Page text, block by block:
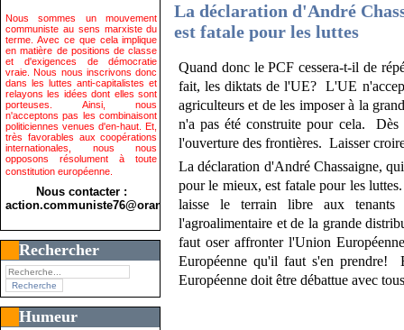
Nous sommes un mouvement
communiste au sens marxiste du
terme. Avec ce que cela implique
en matière de positions de classe
et d'exigences de démocratie
vraie. Nous nous inscrivons donc
dans les luttes anti-capitalistes et
relayons les idées dont elles sont
porteuses. Ainsi, nous
n'acceptons pas les combinaisont
politiciennes venues d'en-haut. Et,
très favorables aux coopérations
internationales, nous nous
opposons résolument à toute
constitution européenne.
Nous contacter :
action.communiste76@orange.fr>
Rechercher
Humeur
La déclaration d'André
est fatale pour les luttes
Quand donc le PCF cessera-t-il de
fait, les diktats de l'UE? L'UE
agriculteurs et de les imposer à la
n'a pas été construite pour cela.
l'ouverture des frontières. Laisser
La déclaration d'André Chassaigne,
pour le mieux, est fatale pour les
laisse le terrain libre aux tenants
l'agroalimentaire et de la grande
faut oser affronter l'Union
Européenne qu'il faut s'en prendre!
Européenne doit être débattue avec